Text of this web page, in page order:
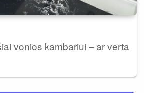
vonios kambariui – ar verta